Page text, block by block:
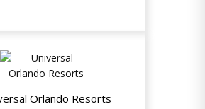
Orlando Resorts